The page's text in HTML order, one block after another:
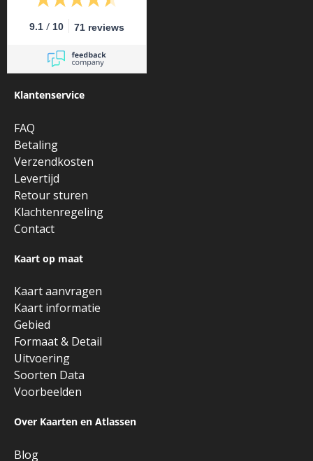
9.1 / 10 71 reviews
Klantenservice
FAQ
Betaling
Verzendkosten
Levertijd
Retour sturen
Klachtenregeling
Contact
Kaart op maat
Kaart aanvragen
Kaart informatie
Gebied
Formaat & Detail
Uitvoering
Soorten Data
Voorbeelden
Over Kaarten en Atlassen
Blog